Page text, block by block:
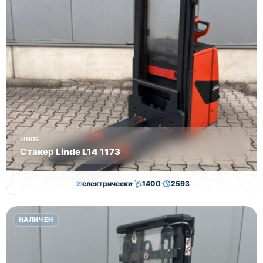
LINDE
Стакер Linde L14 1173
електрически 1400 2593
7,000.00€6,500.00€
Височина Състояние
втора употреба
НАЛИЧЕН